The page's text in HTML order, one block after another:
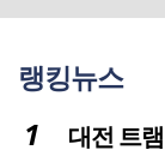
랭킹뉴스
대전 트램 또